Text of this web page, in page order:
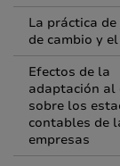
La práctica
de cambio y
Efectos de la
adaptación al
sobre los
contables de
empresas